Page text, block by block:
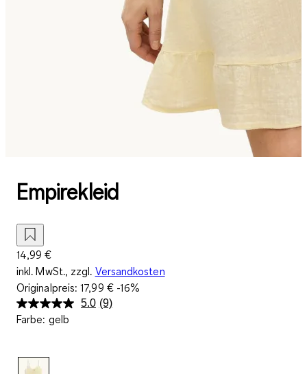
Empirekleid
14,99 €
inkl. MwSt., zzgl. Versandkosten
Originalpreis:17,99 €-16%
5.0 9
(9)
Farbe: gelb